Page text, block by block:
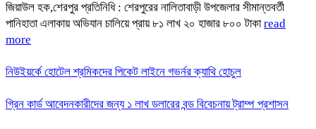
জিয়াউল হক,শেরপুর প্রতিনিধি : শেরপুরের নালিতাবাড়ী উপজেলার সীমান্তবর্তী
পানিহাতা এলাকায় অভিযান চালিয়ে প্রায় ৮১ লাখ ২০ হাজার ৮০০ টাকাread
more
নিউইয়র্কে হোটেল শ্রমিকদের পিকেট লাইনে গভর্নর ক্যাথি হোচুল
গ্রিন কার্ড আবেদনকারীদের জন্য ১ লাখ ডলারের বন্ড বিবেচনায় ট্রাম্প প্রশাসন